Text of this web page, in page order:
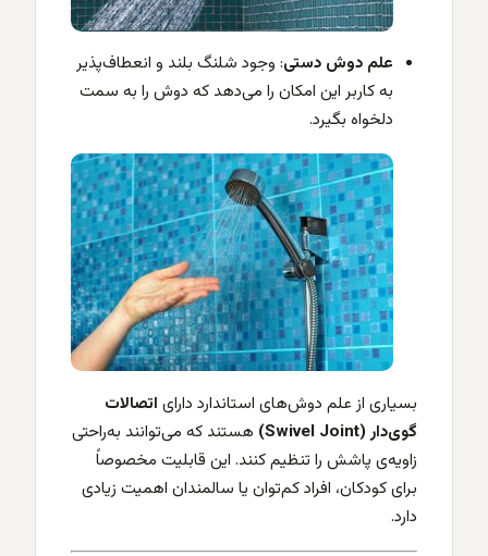
علم دوش دستی: وجود شلنگ بلند و انعطاف‌پذیر
به کاربر این امکان را می‌دهد که دوش را به سمت
دلخواه بگیرد.
بسیاری از علم دوش‌های استاندارد دارای اتصالات
گوی‌دار (Swivel Joint)
هستند که می‌توانند به‌راحتی
زاویه‌ی پاشش را تنظیم کنند. این قابلیت مخصوصاً
برای کودکان، افراد کم‌توان یا سالمندان اهمیت زیادی
دارد.